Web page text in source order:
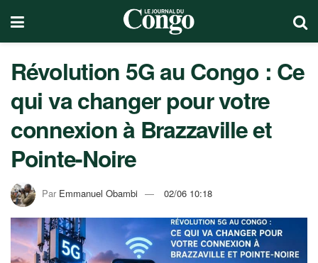
Révolution 5G au Congo : Ce
qui va changer pour votre
connexion à Brazzaville et
Pointe-Noire
Par Emmanuel Obambi 02/06 10:18